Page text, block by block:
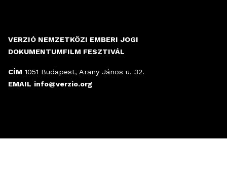
VERZIÓ NEMZETKÖZI EMBERI JOGI
DOKUMENTUMFILM FESZTIVÁL
CÍM 1051 Budapest, Arany János u. 32.
EMAIL info@verzio.org